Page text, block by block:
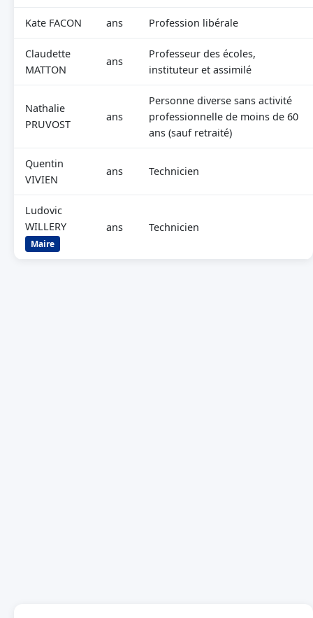
Kate FACON ans Profession libérale
Claudette
MATTON
ans
Professeur des écoles,
instituteur et assimilé
Nathalie
PRUVOST
ans
Personne diverse sans activité
professionnelle de moins de 60
ans (sauf retraité)
Quentin
VIVIEN
ans Technicien
Ludovic
WILLERY
Maire
ans Technicien